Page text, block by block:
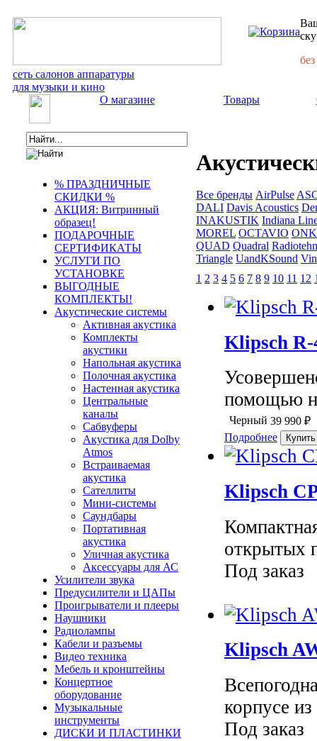
сеть салонов аппаратуры
для музыки и кино
О магазине Товары
% ПРАЗДНИЧНЫЕ
СКИДКИ %
АКЦИЯ: Витринный
образец!
ПОДАРОЧНЫЕ
СЕРТИФИКАТЫ
УСЛУГИ ПО
УСТАНОВКЕ
ВЫГОДНЫЕ
КОМПЛЕКТЫ!
Акустические системы
Активная акустика
Комплекты
акустики
Напольная акустика
Полочная акустика
Настенная акустика
Центральные
каналы
Сабвуферы
Акустика для Dolby
Atmos
Встраиваемая
акустика
Сателлиты
Мини-системы
Саундбары
Портативная
акустика
Уличная акустика
Аксессуары для АС
Усилители звука
Предусилители и ЦАПы
Проигрыватели и плееры
Наушники
Радиолампы
Кабели и разъемы
Видео техника
Мебель и кронштейны
Концертное
оборудование
Музыкальные
инструменты
ДИСКИ И ПЛАСТИНКИ
Все бренды AirPulse
DALI Davis Acoustics
INAKUSTIK Indiana
MOREL OCTAVIO
QUAD Quadral
Triangle UandKSound
1 2 3 4 5 6 7 8 9 10 11 12
Klipsch R-
помощью
Черный 39 990 ₽
Подробнее
Klipsch
открытых
Под заказ
Klipsch
корпусе
Под заказ